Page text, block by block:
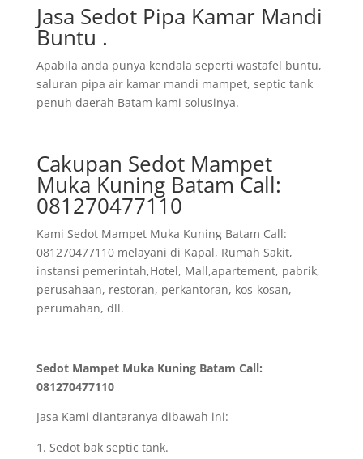
Jasa Sedot Pipa Kamar Mandi
Buntu .
Apabila anda punya kendala seperti wastafel buntu,
saluran pipa air kamar mandi mampet, septic tank
penuh daerah Batam kami solusinya.
Cakupan Sedot Mampet
Muka Kuning Batam Call:
081270477110
Kami Sedot Mampet Muka Kuning Batam Call:
081270477110 melayani di Kapal, Rumah Sakit,
instansi pemerintah,Hotel, Mall,apartement, pabrik,
perusahaan, restoran, perkantoran, kos-kosan,
perumahan, dll.
Sedot Mampet Muka Kuning Batam Call:
081270477110
Jasa Kami diantaranya dibawah ini:
Sedot bak septic tank.